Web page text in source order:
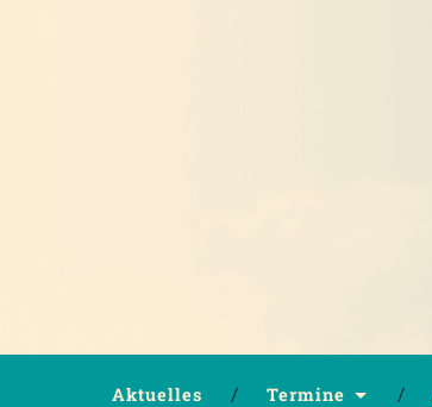
Aktuelles Termine